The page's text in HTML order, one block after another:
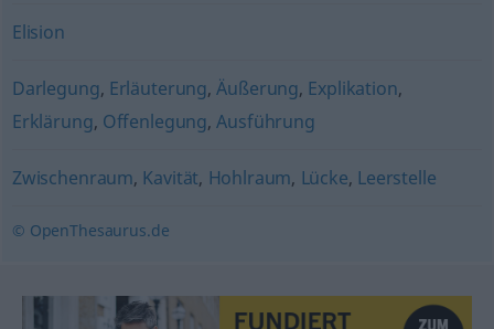
Elision
Darlegung, Erläuterung,Äußerung, Explikation,
Erklärung, Offenlegung,Ausführung
Zwischenraum, Kavität, Hohlraum, Lücke, Leerstelle
© OpenThesaurus.de